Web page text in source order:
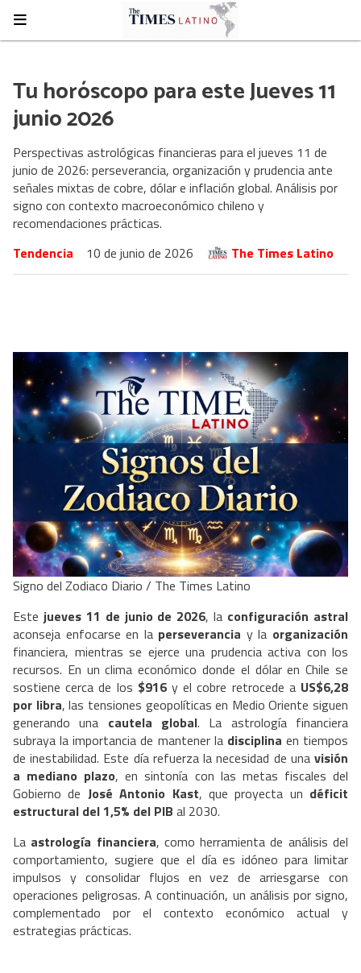
Tu horóscopo para este Jueves 11
junio 2026
Perspectivas astrológicas financieras para el jueves 11 de
junio de 2026: perseverancia, organización y prudencia ante
señales mixtas de cobre, dólar e inflación global. Análisis por
signo con contexto macroeconómico chileno y
recomendaciones prácticas.
Tendencia
10 de junio de 2026 The Times Latino
Signo del Zodiaco Diario / The Times Latino
Este jueves 11 de junio de 2026, la configuración astral
aconseja enfocarse en la perseverancia y la organización
financiera, mientras se ejerce una prudencia activa con los
recursos. En un clima económico donde el dólar en Chile se
sostiene cerca de los $916y el cobre retrocede a US$6,28
por libra, las tensiones geopolíticas en Medio Oriente siguen
generando una cautela global. La astrología financiera
subraya la importancia de mantener la disciplina en tiempos
de inestabilidad. Este día refuerza la necesidad de una visión
a mediano plazo, en sintonía con las metas fiscales del
Gobierno de José Antonio Kast, que proyecta un déficit
estructural del 1,5% del PIB al 2030.
La astrología financiera, como herramienta de análisis del
comportamiento, sugiere que el día es idóneo para limitar
impulsos y consolidar flujos en vez de arriesgarse con
operaciones peligrosas. A continuación, un análisis por signo,
complementado por el contexto económico actual y
estrategias prácticas.